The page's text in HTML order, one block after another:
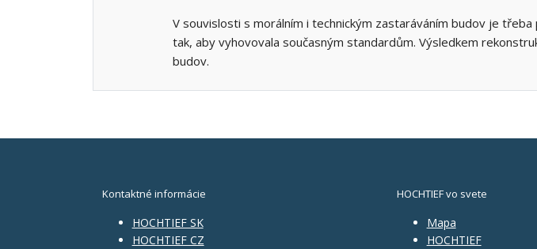
V souvislosti s morálním i technickým zastaráváním budov je
tak, aby vyhovovala současným standardům. Výsledkem
budov.
Kontaktné informácie
HOCHTIEF SK
HOCHTIEF CZ
HOCHTIEF vo svete
Mapa
HOCHTIEF